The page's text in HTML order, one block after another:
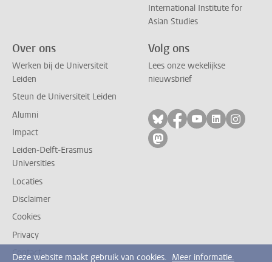
International Institute for
Asian Studies
Over ons
Werken bij de Universiteit
Leiden
Steun de Universiteit Leiden
Alumni
Impact
Leiden-Delft-Erasmus
Universities
Locaties
Disclaimer
Cookies
Privacy
Contact
Volg ons
Lees onze wekelijkse
nieuwsbrief
Volg ons op bluesky
Volg ons op
Volg ons op
Volg ons
Volg
Volg ons op mastodon
Deze website maakt gebruik van cookies. Meer informatie.